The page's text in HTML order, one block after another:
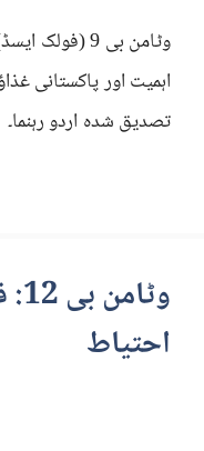
وٹامن بی 9
اہمیت اور پاکستانی
تصدیق شدہ اردو رہنما۔
احتیاط